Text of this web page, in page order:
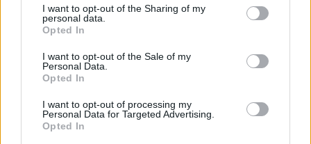
not limited to your visit or usage behaviour. You may click to
grant or deny consent to Google and its third-party tags to
use your data for below specified purposes in below Google
consent section.
I want to opt-out of the Sharing of my
personal data.
Opted In
I want to opt-out of the Sale of my
Personal Data.
Opted In
I want to opt-out of processing my
Personal Data for Targeted Advertising.
Opted In
reggeli zabkásán.
Gyulladást csökkentő fűszerek
Kurkuma, gyömbér, fokhagyma természetes
gyulladáscsökkentő hatású összetevőket tartalmaznak.
Használhatod őket levesekben, húsételekben, zöldséges